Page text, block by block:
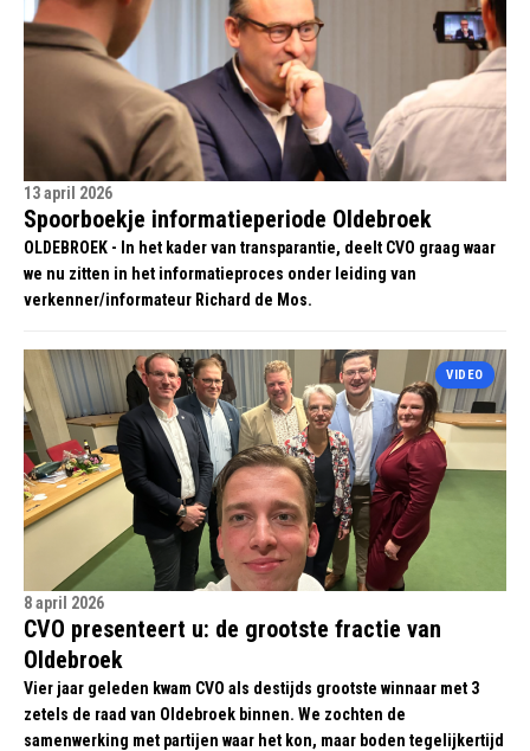
13 april 2026
Spoorboekje informatieperiode Oldebroek
OLDEBROEK - In het kader van transparantie, deelt CVO graag waar
we nu zitten in het informatieproces onder leiding van
verkenner/informateur Richard de Mos.
VIDEO
8 april 2026
CVO presenteert u: de grootste fractie van
Oldebroek
Vier jaar geleden kwam CVO als destijds grootste winnaar met 3
zetels de raad van Oldebroek binnen. We zochten de
samenwerking met partijen waar het kon, maar boden tegelijkertijd